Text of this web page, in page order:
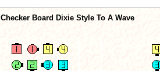
Checker Board Dixie Style To A Wave